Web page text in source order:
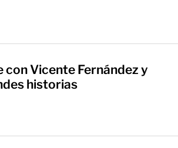
con Vicente Fernández y
historias